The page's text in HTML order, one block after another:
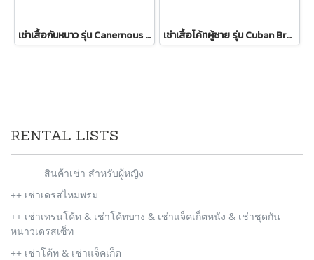
เช่าเสื้อกันหนาว รุ่น Canernous Black Single Breasted Coat 2109GCT1630FABK1 เช่าเสื้อโค้ทผู้ชาย รุ่น Cuban Brown Sand Double Breasted Coat 2107GCL1133FABR1
RENTAL LISTS
________สินค้าเช่า สำหรับผู้หญิง________
++ เช่าเดรสไหมพรม
++ เช่าเทรนโค้ท & เช่าโค้ทบาง & เช่าแจ็คเก็ตหนัง & เช่าชุดกัน
หนาวเดรสเซ็ท
++ เช่าโค้ท & เช่าแจ็คเก็ต